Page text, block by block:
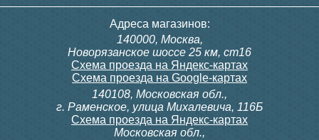
Адреса магазинов:
140000, Москва,
Новорязанское шоссе 25 км, ст16
Схема проезда на Яндекс-картах
Схема проезда на Google-картах
140108, Московская обл.,
г. Раменское, улица Михалевича, 116Б
Схема проезда на Яндекс-картах
Московская обл.,